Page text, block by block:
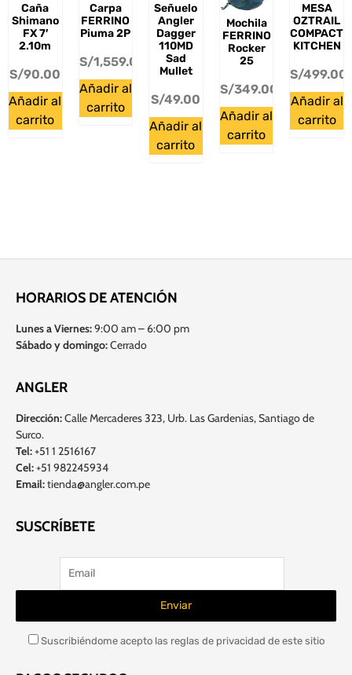
Caña
Shimano
FX 7′
2.10m
S/90.00
Añadir al
carrito
Carpa
FERRINO
Piuma 2P
S/1,559.00
Añadir al
carrito
Señuelo
Angler
Dagger
110MD
Sad
Mullet
S/49.00
Añadir al
carrito
Mochila
FERRINO
Rocker
25
S/349.00
Añadir al
carrito
MESA
OZTRAIL
COMPACT
KITCHEN
S/499.00
Añadir al
carrito
HORARIOS DE ATENCIÓN
Lunes a Viernes:9:00 am – 6:00 pm
Sábado y domingo:Cerrado
ANGLER
Dirección:Calle Mercaderes 323, Urb. Las Gardenias, Santiago de
Surco.
Tel:+51 1 2516167
Cel:+51 982245934
Email:tienda@angler.com.pe
SUSCRÍBETE
Suscribiéndome acepto las reglas de privacidad de este sitio